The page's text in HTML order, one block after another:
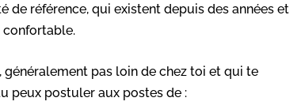
de référence, qui existent depuis des années et
confortable.
généralement pas loin de chez toi et qui te
peux postuler aux postes de :